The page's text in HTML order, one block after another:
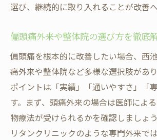
選び、継続的に取り入れることが改善
偏頭痛外来や整体院の選び方を徹底
偏頭痛を根本的に改善したい場合、西
痛外来や整体院など多様な選択肢があ
ポイントは「実績」「通いやすさ」「
す。まず、頭痛外来の場合は医師によ
物療法が受けられるかを確認しましょ
リタンクリニックのような専門外来で